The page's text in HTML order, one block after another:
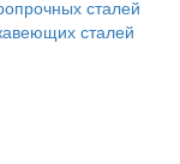
сталей
сталей